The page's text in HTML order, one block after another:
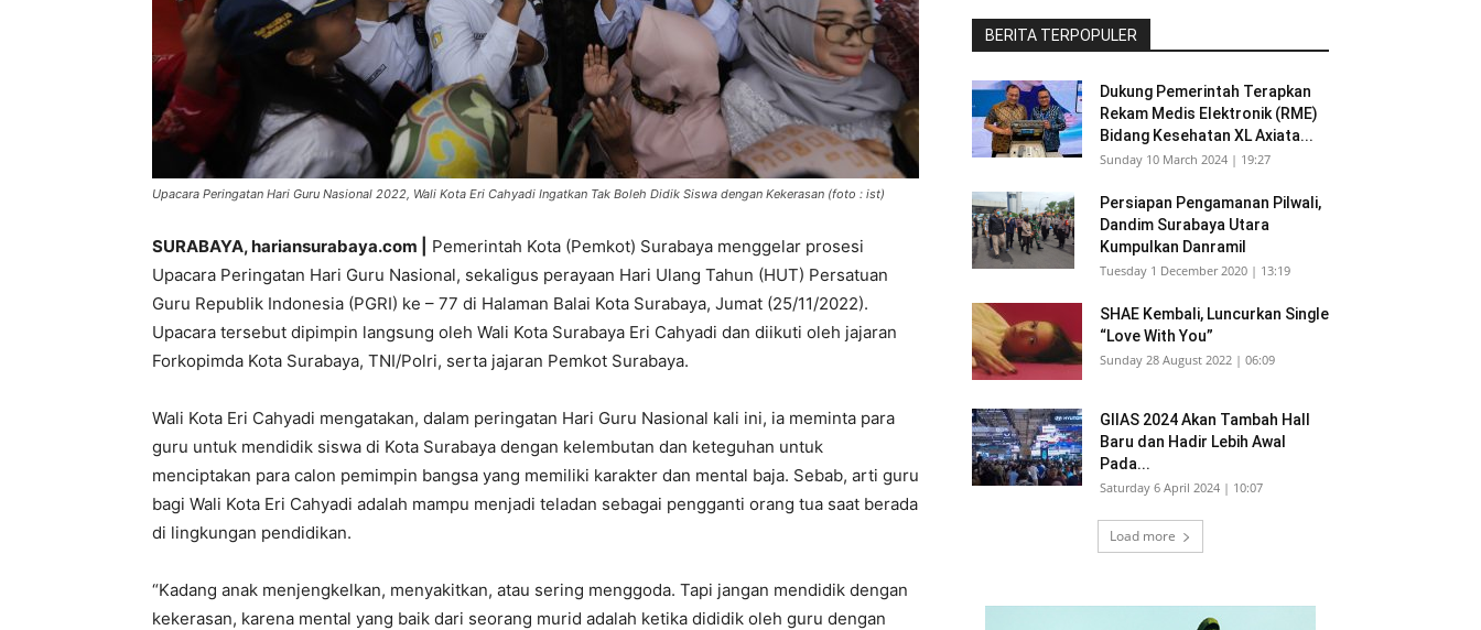
Upacara Peringatan Hari Guru Nasional 2022, Wali Kota Eri Cahyadi Ingatkan Tak Boleh Didik Siswa dengan Kekerasan (foto : ist)
SURABAYA, hariansurabaya.com |
Pemerintah Kota (Pemkot) Surabaya menggelar prosesi
Upacara Peringatan Hari Guru Nasional, sekaligus perayaan Hari Ulang Tahun (HUT) Persatuan
Guru Republik Indonesia (PGRI) ke – 77 di Halaman Balai Kota Surabaya, Jumat (25/11/2022).
Upacara tersebut dipimpin langsung oleh Wali Kota Surabaya Eri Cahyadi dan diikuti oleh jajaran
Forkopimda Kota Surabaya, TNI/Polri, serta jajaran Pemkot Surabaya.
Wali Kota Eri Cahyadi mengatakan, dalam peringatan Hari Guru Nasional kali ini, ia meminta para
guru untuk mendidik siswa di Kota Surabaya dengan kelembutan dan keteguhan untuk
menciptakan para calon pemimpin bangsa yang memiliki karakter dan mental baja. Sebab, arti guru
bagi Wali Kota Eri Cahyadi adalah mampu menjadi teladan sebagai pengganti orang tua saat berada
di lingkungan pendidikan.
“Kadang anak menjengkelkan, menyakitkan, atau sering menggoda. Tapi jangan mendidik dengan
kekerasan, karena mental yang baik dari seorang murid adalah ketika dididik oleh guru dengan
BERITA TERPOPULER
Dukung Pemerintah Terapkan
Rekam Medis Elektronik (RME)
Bidang Kesehatan XL Axiata...
Sunday 10 March 2024 | 19:27
Persiapan Pengamanan Pilwali,
Dandim Surabaya Utara
Kumpulkan Danramil
Tuesday 1 December 2020 | 13:19
SHAE Kembali, Luncurkan Single
“Love With You”
Sunday 28 August 2022 | 06:09
GIIAS 2024 Akan Tambah Hall
Baru dan Hadir Lebih Awal
Pada...
Saturday 6 April 2024 | 10:07
Load more